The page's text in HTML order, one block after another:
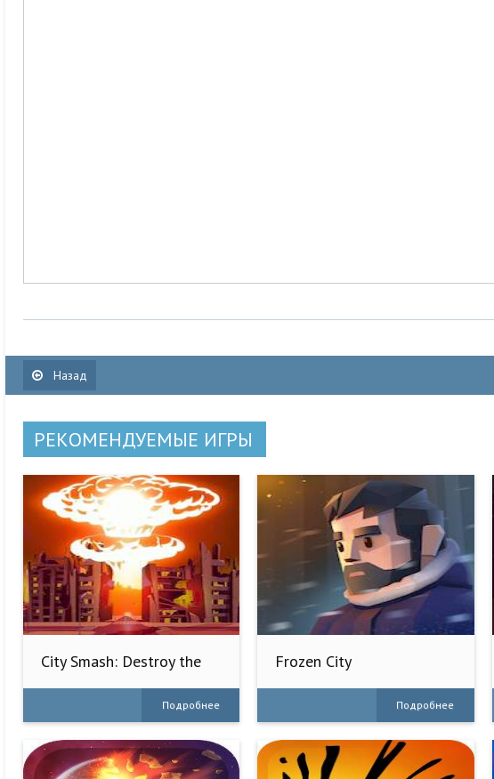
Назад
РЕКОМЕНДУЕМЫЕ ИГРЫ
City Smash: Destroy the
Подробнее
Frozen City
Подробнее